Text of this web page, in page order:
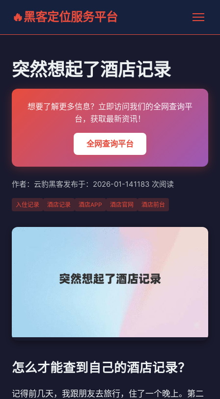
黑客定位服务平台
突然想起了酒店记录
想要了解更多信息？立即访问我们的全网查询平
台，获取最新资讯！
全网查询平台
作者：云豹黑客发布于：2026-01-141183 次阅读
入住记录 酒店记录 酒店APP 酒店官网 酒店前台
怎么才能查到自己的酒店记录？
记得前几天，我跟朋友去旅行，住了一个晚上。第二